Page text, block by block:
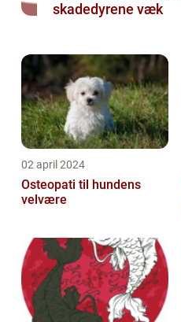
skadedyrene væk
02 april 2024
Osteopati til hundens
velvære